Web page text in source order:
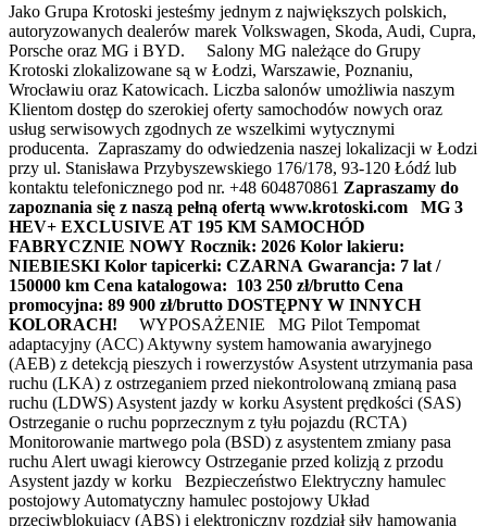
Jako Grupa Krotoski jesteśmy jednym z największych polskich,
autoryzowanych dealerów marek Volkswagen, Skoda, Audi, Cupra,
Porsche oraz MG i BYD. Salony MG należące do Grupy
Krotoski zlokalizowane są w Łodzi, Warszawie, Poznaniu,
Wrocławiu oraz Katowicach. Liczba salonów umożliwia naszym
Klientom dostęp do szerokiej oferty samochodów nowych oraz
usług serwisowych zgodnych ze wszelkimi wytycznymi
producenta. Zapraszamy do odwiedzenia naszej lokalizacji w Łodzi
przy ul. Stanisława Przybyszewskiego 176/178, 93-120 Łódź lub
kontaktu telefonicznego pod nr. +48 604870861 Zapraszamy do
zapoznania się z naszą pełną ofertą www.krotoski.com
MG 3
HEV+ EXCLUSIVE AT 195 KM SAMOCHÓD
FABRYCZNIE NOWY Rocznik: 2026 Kolor lakieru:
NIEBIESKI Kolor tapicerki: CZARNA Gwarancja: 7 lat /
150000 km Cena katalogowa: 103 250 zł/brutto Cena
promocyjna: 89 900 zł/brutto DOSTĘPNY W INNYCH
KOLORACH! WYPOSAŻENIE MG Pilot Tempomat
adaptacyjny (ACC) Aktywny system hamowania awaryjnego
(AEB) z detekcją pieszych i rowerzystów Asystent utrzymania pasa
ruchu (LKA) z ostrzeganiem przed niekontrolowaną zmianą pasa
ruchu (LDWS) Asystent jazdy w korku Asystent prędkości (SAS)
Ostrzeganie o ruchu poprzecznym z tyłu pojazdu (RCTA)
Monitorowanie martwego pola (BSD) z asystentem zmiany pasa
ruchu Alert uwagi kierowcy Ostrzeganie przed kolizją z przodu
Asystent jazdy w korku Bezpieczeństwo Elektryczny hamulec
postojowy Automatyczny hamulec postojowy Układ
przeciwblokujący (ABS) i elektroniczny rozdział siły hamowania